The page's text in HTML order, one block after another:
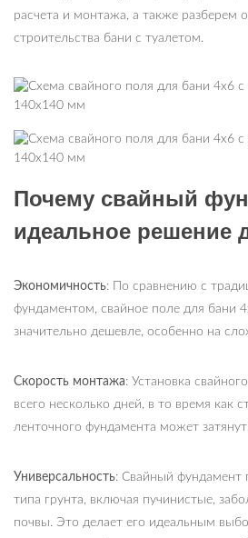
расчета и монтажа, а также разберем
строительства бани с туалетом.
Почему свайный
идеальное решение
Экономичность: По сравнению с
фундаментом, свайное поле для бани
значительно дешевле, особенно на
Скорость монтажа: Установка
всего несколько дней, в то время как
ленточного фундамента может
Универсальность: Свайный фундамент
типа грунта, включая пучинистые,
почвы. Это делает его идеальным